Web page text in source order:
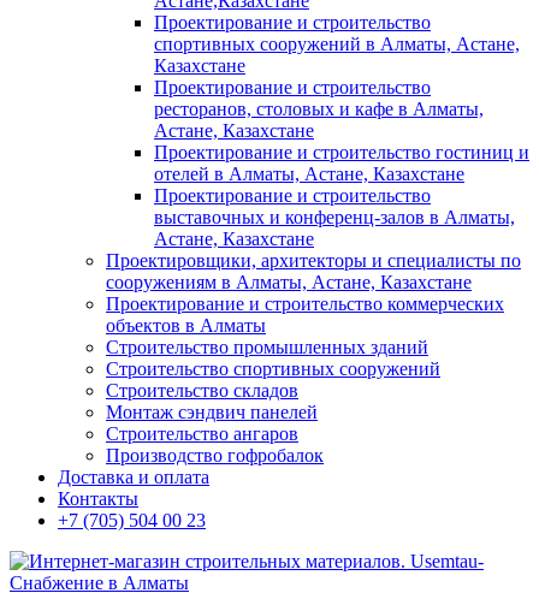
Проектирование и строительство
спортивных сооружений в Алматы, Астане,
Казахстане
Проектирование и строительство
ресторанов, столовых и кафе в Алматы,
Астане, Казахстане
Проектирование и строительство гостиниц и
отелей в Алматы, Астане, Казахстане
Проектирование и строительство
выставочных и конференц-залов в Алматы,
Астане, Казахстане
Проектировщики, архитекторы и специалисты по
сооружениям в Алматы, Астане, Казахстане
Проектирование и строительство коммерческих
объектов в Алматы
Строительство промышленных зданий
Строительство спортивных сооружений
Строительство складов
Монтаж сэндвич панелей
Строительство ангаров
Производство гофробалок
Доставка и оплата
Контакты
+7 (705) 504 00 23